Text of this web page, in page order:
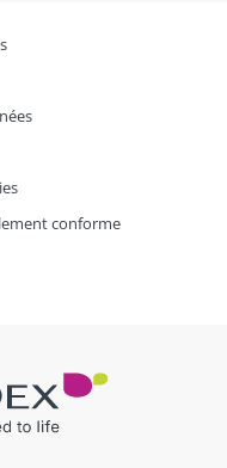
conforme